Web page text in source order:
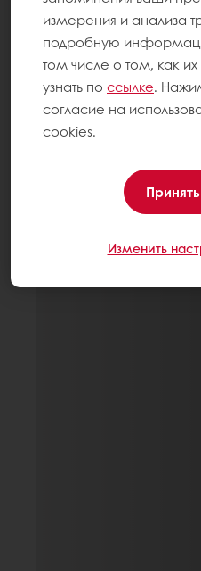
измерения и анализа
подробную
том числе о том, как
узнать по ссылке.
согласие на
cookies.
Принять
Изменить